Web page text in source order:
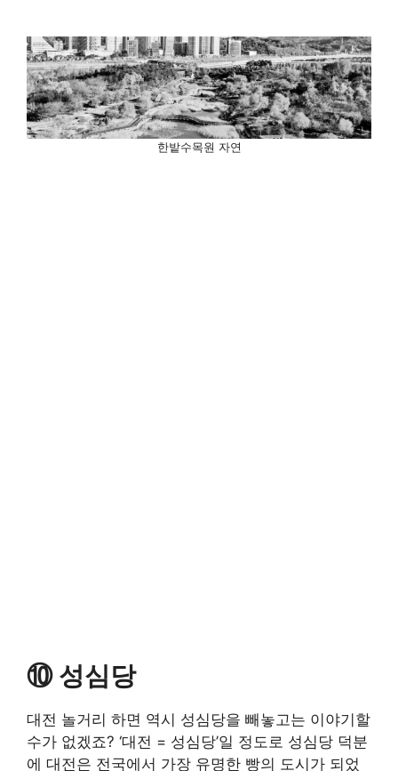
한밭수목원 자연
⑩ 성심당
대전 놀거리 하면 역시 성심당을 빼놓고는 이야기할
수가 없겠죠? ‘대전 = 성심당’일 정도로 성심당 덕분
에 대전은 전국에서 가장 유명한 빵의 도시가 되었